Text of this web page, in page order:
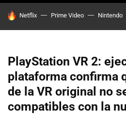
HOY SE HABLA DE
Netflix Prime Video Nintendo
PlayStation VR 2:
plataforma confirma
de la VR original no
compatibles con la